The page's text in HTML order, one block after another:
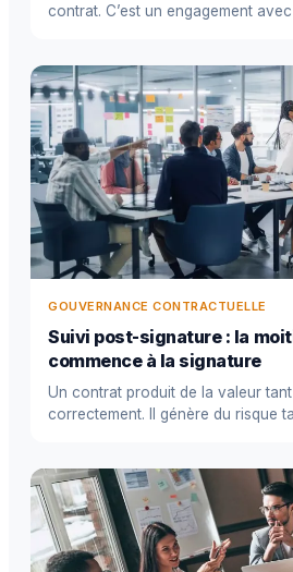
contrat. C’est un engagement
GOUVERNANCE CONTRACTUELLE
Suivi post-signature : la
commence à la signature
Un contrat produit de la valeur tant
correctement. Il génère du risque